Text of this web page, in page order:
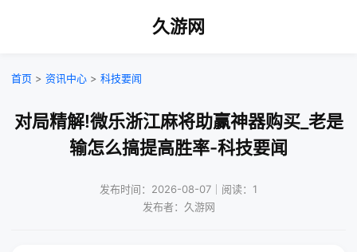
久游网
首页 > 资讯中心 > 科技要闻
对局精解!微乐浙江麻将助赢神器购买_老是
输怎么搞提高胜率-科技要闻
发布时间：2026-08-07｜阅读：1
发布者：久游网